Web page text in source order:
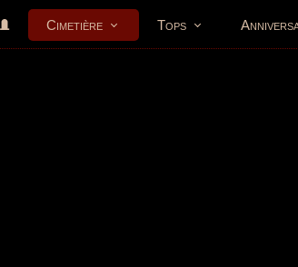
Cimetière Tops